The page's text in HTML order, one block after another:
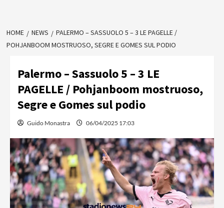
HOME NEWS
PALERMO – SASSUOLO 5 – 3 LE PAGELLE /
POHJANBOOM MOSTRUOSO, SEGRE E GOMES SUL PODIO
Palermo – Sassuolo 5 – 3 LE
PAGELLE / Pohjanboom mostruoso,
Segre e Gomes sul podio
Guido Monastra 06/04/2025 17:03